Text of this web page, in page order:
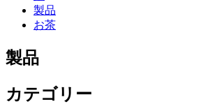
製品
お茶
製品
カテゴリー